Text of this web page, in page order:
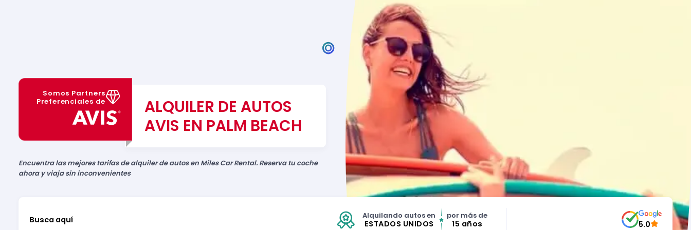
Somos Partners
Preferenciales de
ALQUILER DE AUTOS
AVIS EN PALM BEACH
Encuentra las mejores tarifas de alquiler de autos en Miles Car Rental. Reserva tu coche
ahora y viaja sin inconvenientes
Busca aquí Alquilando autos en
ESTADOS UNIDOS
por más de
15 años 5.0